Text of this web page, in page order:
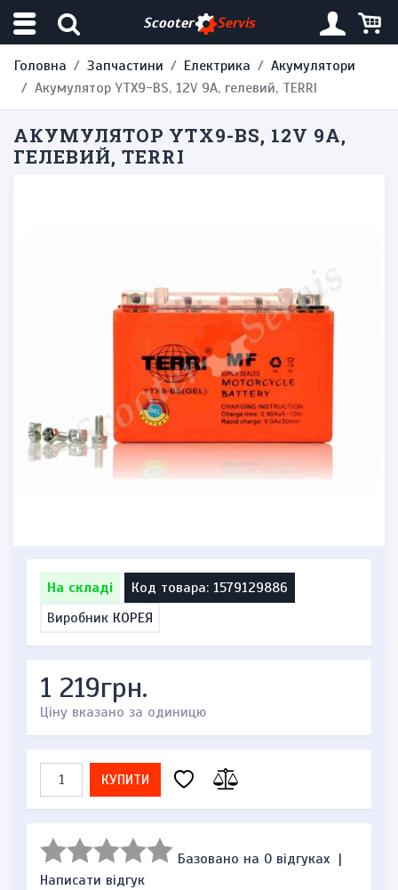
Scooter Servis
Головна Запчастини Електрика
Акумулятори
Акумулятор YTX9-BS, 12V 9A, гелевий, TERRI
АКУМУЛЯТОР YTX9-BS, 12V 9A,
ГЕЛЕВИЙ, TERRI
На складі
Код товара: 1579129886
Виробник КОРЕЯ
1 219грн.
Ціну вказано за одиницю
КУПИТИ
Базовано на 0 відгуках |
Написати відгук